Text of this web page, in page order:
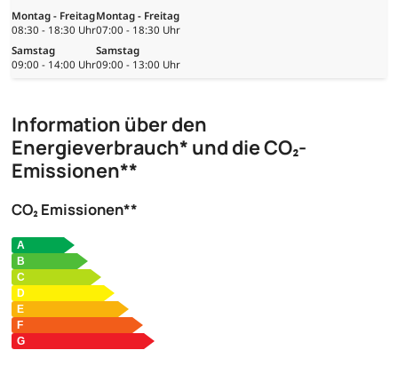
Montag - Freitag
08:30 - 18:30 Uhr
Samstag
09:00 - 14:00 Uhr
Montag - Freitag
07:00 - 18:30 Uhr
Samstag
09:00 - 13:00 Uhr
Information über den
Energieverbrauch* und die CO₂-
Emissionen**
CO₂ Emissionen**